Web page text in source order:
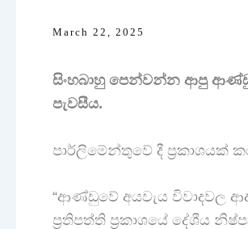
March 22, 2025
සිංහබාහු පෙන්වන්න ආපු
පැවසීය.
පාර්ලිමේන්තුවේ දී ප්‍රකාශයක්
“ආණ්ඩුවේ අයවැය විවාදවල
ප්‍රතිපත්ති ප්‍රකාශයේ දේශීය